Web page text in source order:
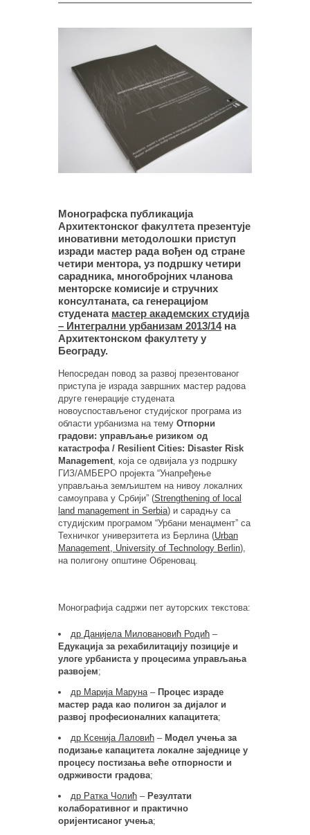
Монографска публикација
Архитектонског факултета презентује
иновативни методолошки приступ
изради мастер рада вођен од стране
четири ментора, уз подршку четири
сарадника, многобројних чланова
менторске комисије и стручних
консултаната, са генерацијом
студената мастер академских студија
– Интегрални урбанизам 2013/14на
Архитектонском факултету у
Београду.
Непосредан повод за развој презентованог
приступа је израда завршних мастер радова
друге генерације студената
новоуспостављеног студијског програма из
области урбанизма на тему Отпорни
градови: управљање ризиком од
катастрофа / Resilient Cities: Disaster Risk
Management, која се одвијала уз подршку
ГИЗ/АМБЕРО пројекта “Унапређење
управљања земљиштем на нивоу локалних
самоуправа у Србији” (Strengthening of local
land management in Serbia) и сарадњу са
студијским програмом “Урбани менаџмент” са
Техничког универзитета из Берлина (Urban
Management, University of Technology Berlin),
на полигону општине Обреновац.
Монографија садржи пет ауторских текстова:
др Данијела Миловановић Родић –
Едукација за рехабилитацију позиције и
улоге урбаниста у процесима управљања
развојем;
др Марија Маруна– Процес израде
мастер рада као полигон за дијалог и
развој професионалних капацитета;
др Ксенија Лаловић – Модел учења за
подизање капацитета локалне заједнице у
процесу постизања веће отпорности и
одрживости градова;
др Ратка Чолић – Резултати
колаборативног и практично
оријентисаног учења;